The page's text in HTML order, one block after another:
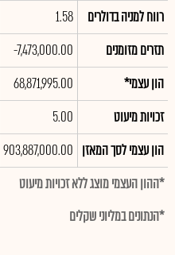
רווח למניה בדולרים
1.58
תזרים מזומנים
-7,473,000.00
הון עצמי*
68,871,995.00
זכויות מיעוט
5.00
הון עצמי לסך המאזן 903,887,000.00
*ההון העצמי מוצג ללא זכויות מיעוט
*הנתונים במליוני שקלים